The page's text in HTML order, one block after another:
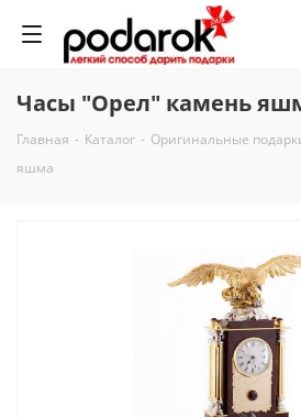
Часы "Орел" камень
Главная - Каталог - Оригинальные
яшма